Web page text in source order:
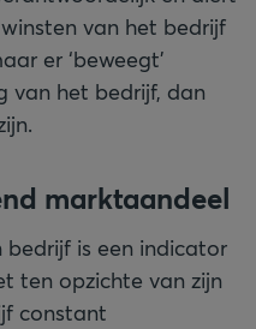
van het bedrijf
er ‘beweegt’
van het bedrijf, dan
marktaandeel
is een indicator
ten opzichte van zijn
constant